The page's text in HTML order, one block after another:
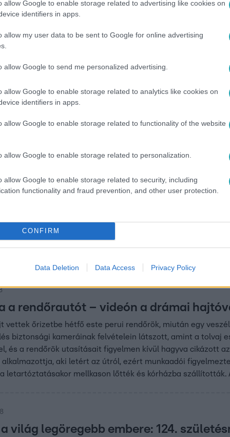
allow Google to enable storage related to advertising like cookies on
identifiers in apps.
allow my user data to be sent to Google for online advertising
allow Google to send me personalized advertising.
allow Google to enable storage related to analytics like cookies on
identifiers in apps.
allow Google to enable storage related to functionality of the website
allow Google to enable storage related to personalization.
allow Google to enable storage related to security, including
functionality and fraud prevention, and other user protection.
CONFIRM
Data Deletion Data Access Privacy Policy
fekvő Santa Anita városában. A bikát végül sarokba
vállalta, hogy kifizeti a bika által okozott összes kárt –
látványos, újrateremtett
városában az előadók a téli napforduló alkalmából
rendőrök
órán át üldöztek a rendőrök egy kamionsofőrt
a rendőrautót – videón a drámai
vettek őrizetbe hétfő este perui rendőrök, miután egy
biztonsági kameráinak felvételein látszott, amint a tolvaj
és a rendőrök utasításait figyelmen kívül hagyva cikázott
aki letért az útról, ezért munkaadói
letartóztatásakor mellkason lőtték és kórházba szállították.
a világ legöregebb embere: 124.